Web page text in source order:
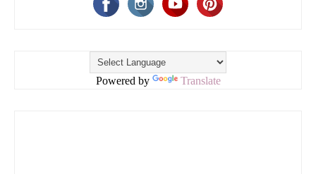
Powered by Translate